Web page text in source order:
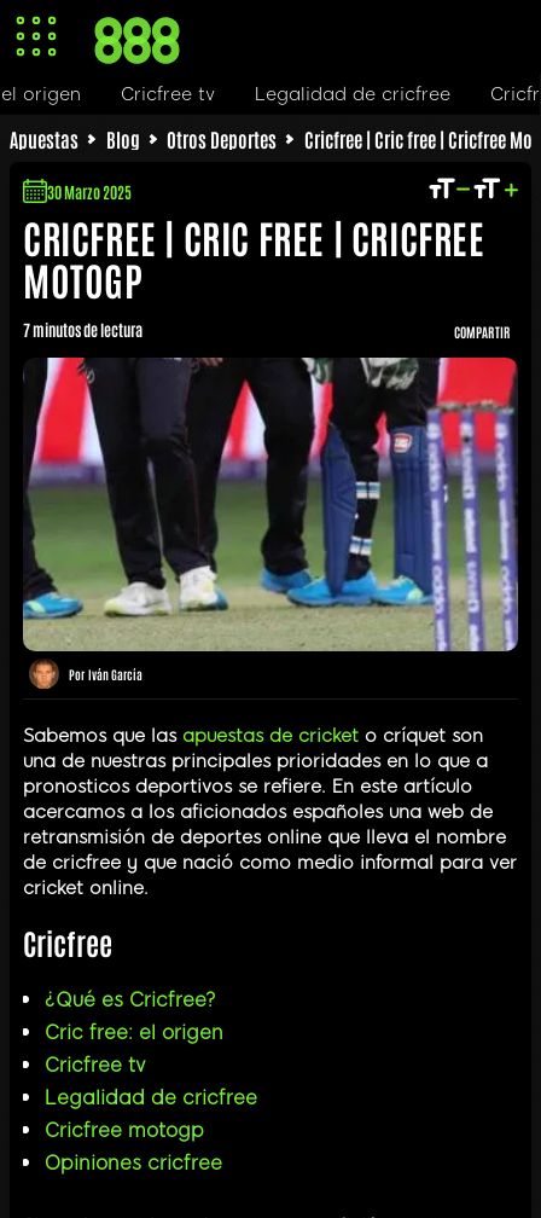
Apuestas Blog Otros Deportes Cricfree | Cric free | Cricfree
CRICFREE | CRIC FREE | CRICFREE
MOTOGP
30 Marzo 2025
7 minutos de lectura
Por Iván García
COMPARTIR
Sabemos que las apuestas de cricket o críquet son
una de nuestras principales prioridades en lo que a
pronosticos deportivos se refiere. En este artículo
acercamos a los aficionados españoles una web de
retransmisión de deportes online que lleva el nombre
de cricfree y que nació como medio informal para ver
cricket online.
Cricfree
¿Qué es Cricfree?
Cric free: el origen
Cricfree tv
Legalidad de cricfree
Cricfree motogp
Opiniones cricfree
Cricfree tv Legalidad de cricfree Cricfree motogp